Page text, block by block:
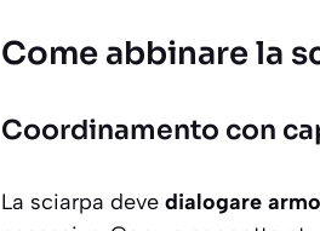
Come abbinare la
Coordinamento con
La sciarpa deve dialogare